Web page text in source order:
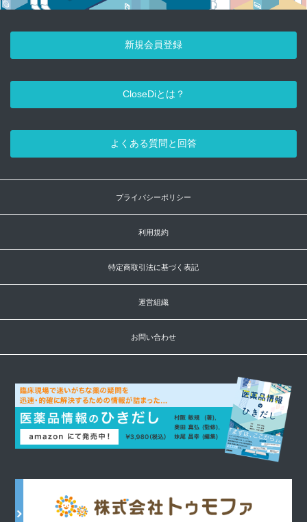
新規会員登録
CloseDiとは？
よくある質問と回答
プライバシーポリシー
利用規約
特定商取引法に基づく表記
運営組織
お問い合わせ